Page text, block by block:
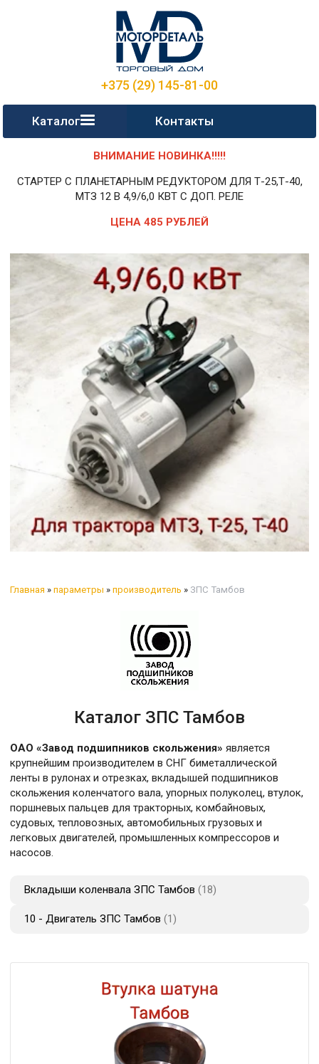
+375 (29) 145-81-00
Каталог Контакты
ВНИМАНИЕ НОВИНКА!!!!!
СТАРТЕР С ПЛАНЕТАРНЫМ РЕДУКТОРОМ ДЛЯ Т-25,Т-40,
МТЗ 12 В 4,9/6,0 КВТ С ДОП. РЕЛЕ
ЦЕНА 485 РУБЛЕЙ
Главная » параметры » производитель » ЗПС Тамбов
Каталог ЗПС Тамбов
ОАО «Завод подшипников скольжения» является
крупнейшим производителем в СНГ биметаллической
ленты в рулонах и отрезках, вкладышей подшипников
скольжения коленчатого вала, упорных полуколец, втулок,
поршневых пальцев для тракторных, комбайновых,
судовых, тепловозных, автомобильных грузовых и
легковых двигателей, промышленных компрессоров и
насосов.
Вкладыши коленвала ЗПС Тамбов 18
10 - Двигатель ЗПС Тамбов 1